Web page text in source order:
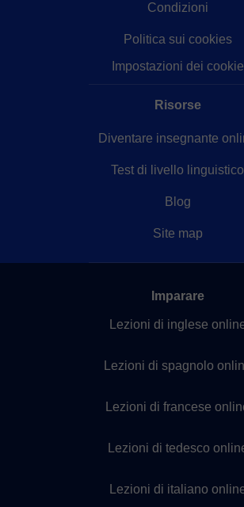
Condizioni
Politica sui cookies
Impostazioni dei cookie
Risorse
Diventare insegnante
Test di livello linguistico
Blog
Site map
Imparare
Lezioni di inglese
Lezioni di spagnolo
Lezioni di francese
Lezioni di tedesco
Lezioni di italiano